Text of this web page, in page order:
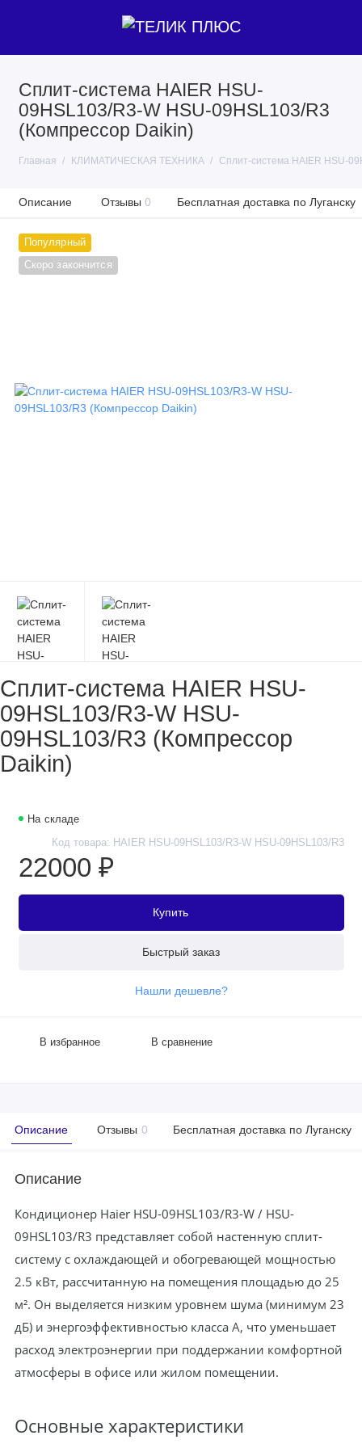
Сплит-система HAIER HSU-
09HSL103/R3-W HSU-09HSL103/R3
(Компрессор Daikin)
Главная КЛИМАТИЧЕСКАЯ ТЕХНИКА Сплит-система HAIER HSU-
Описание Отзывы 0 Бесплатная доставка по Луганску
Популярный
Скоро закончится
Сплит-система HAIER HSU-
09HSL103/R3-W HSU-
09HSL103/R3 (Компрессор
Daikin)
На складе
Код товара: HAIER HSU-09HSL103/R3-W HSU-09HSL103/R3
22000 ₽
Купить
Быстрый заказ
Нашли дешевле?
В избранное В сравнение
Описание Отзывы 0 Бесплатная доставка по Луганску
Описание
Кондиционер Haier HSU-09HSL103/R3-W / HSU-
09HSL103/R3 представляет собой настенную сплит-
систему с охлаждающей и обогревающей мощностью
2.5 кВт, рассчитанную на помещения площадью до 25
м². Он выделяется низким уровнем шума (минимум 23
дБ) и энергоэффективностью класса А, что уменьшает
расход электроэнергии при поддержании комфортной
атмосферы в офисе или жилом помещении.
Основные характеристики